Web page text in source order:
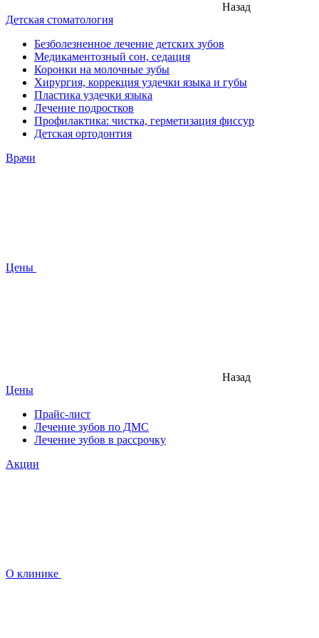
Назад
Детская стоматология
Безболезненное лечение детских зубов
Медикаментозный сон, седация
Коронки на молочные зубы
Хирургия, коррекция уздечки языка и губы
Пластика уздечки языка
Лечение подростков
Профилактика: чистка, герметизация фиссур
Детская ортодонтия
Врачи
Цены
Назад
Цены
Прайс-лист
Лечение зубов по ДМС
Лечение зубов в рассрочку
Акции
О клинике